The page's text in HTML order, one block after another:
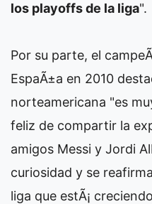
los playoffs de la liga".
Por su parte, el
EspaÃ±a en 2010
norteamericana "es
feliz de compartir la
amigos Messi y Jordi
curiosidad y se
liga que estÃ¡